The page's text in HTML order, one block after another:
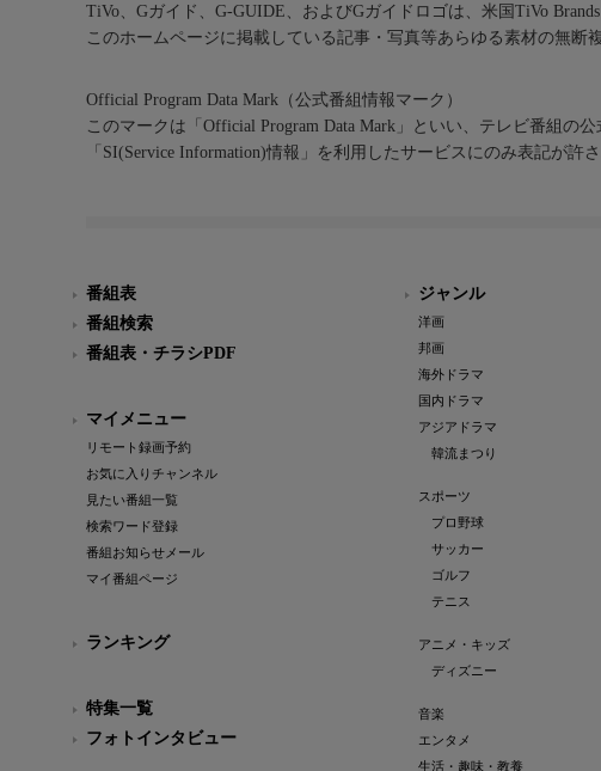
TiVo、Gガイド、G-GUIDE、およびGガイドロゴは、米国TiVo
このホームページに掲載している記事・写真等あらゆる素材の無断
Official Program Data Mark（公式番組情報マーク）
このマークは「Official Program Data Mark」といい、テレビ番組の
「SI(Service Information)情報」を利用したサービスにのみ表記が許
番組表
番組検索
番組表・チラシPDF
マイメニュー
リモート録画予約
お気に入りチャンネル
見たい番組一覧
検索ワード登録
番組お知らせメール
マイ番組ページ
ランキング
特集一覧
フォトインタビュー
ジャンル
洋画
邦画
海外ドラマ
国内ドラマ
アジアドラマ
韓流まつり
スポーツ
プロ野球
サッカー
ゴルフ
テニス
アニメ・キッズ
ディズニー
音楽
エンタメ
生活・趣味・教養